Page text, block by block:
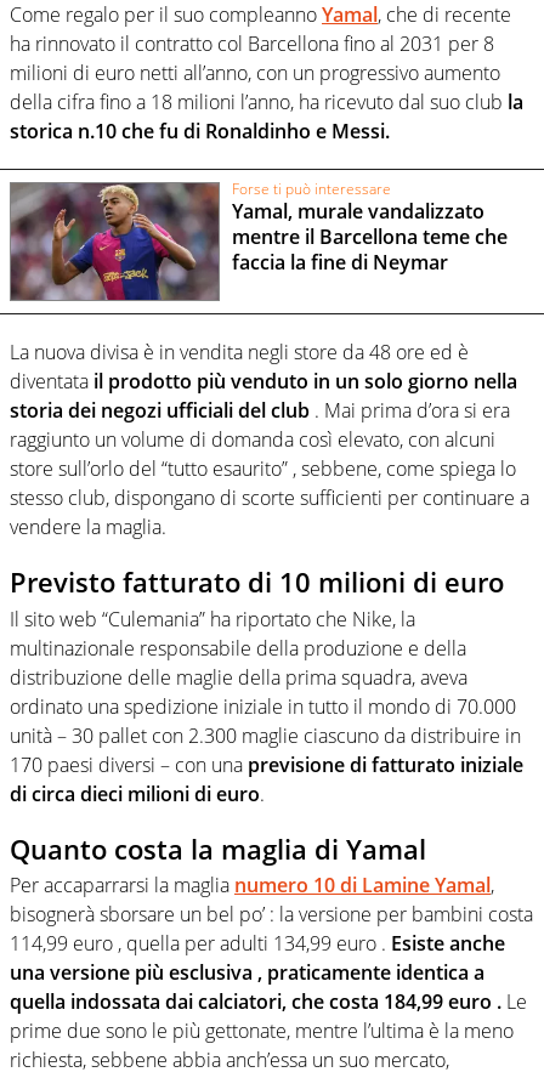
Come regalo per il suo compleannoYamal, che di recente
ha rinnovato il contratto col Barcellona fino al 2031 per 8
milioni di euro netti all’anno, con un progressivo aumento
della cifra fino a 18 milioni l’anno, ha ricevuto dal suo club la
storica n.10 che fu di Ronaldinho e Messi.
Forse ti può interessare
Yamal, murale vandalizzato
mentre il Barcellona teme che
faccia la fine di Neymar
La nuova divisa è in vendita negli store da 48 ore ed è
diventata il prodotto più venduto in un solo giorno nella
storia dei negozi ufficiali del club . Mai prima d’ora si era
raggiunto un volume di domanda così elevato, con alcuni
store sull’orlo del “tutto esaurito” , sebbene, come spiega lo
stesso club, dispongano di scorte sufficienti per continuare a
vendere la maglia.
Previsto fatturato di 10 milioni di euro
Il sito web “Culemania” ha riportato che Nike, la
multinazionale responsabile della produzione e della
distribuzione delle maglie della prima squadra, aveva
ordinato una spedizione iniziale in tutto il mondo di 70.000
unità – 30 pallet con 2.300 maglie ciascuno da distribuire in
170 paesi diversi – con una previsione di fatturato iniziale
di circa dieci milioni di euro.
Quanto costa la maglia di Yamal
Per accaparrarsi la maglia numero 10 di Lamine Yamal,
bisognerà sborsare un bel po’ : la versione per bambini costa
114,99 euro , quella per adulti 134,99 euro . Esiste anche
una versione più esclusiva , praticamente identica a
quella indossata dai calciatori, che costa 184,99 euro . Le
prime due sono le più gettonate, mentre l’ultima è la meno
richiesta, sebbene abbia anch’essa un suo mercato,